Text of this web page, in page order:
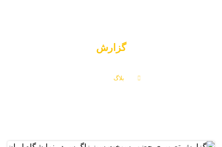
گزارش
بلاگ